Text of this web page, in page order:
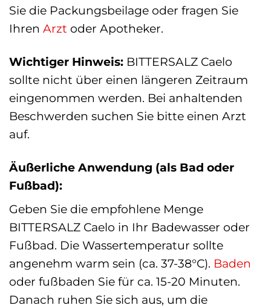
Sie die Packungsbeilage oder fragen Sie
Ihren Arzt oder Apotheker.
Wichtiger Hinweis: BITTERSALZ Caelo
sollte nicht über einen längeren Zeitraum
eingenommen werden. Bei anhaltenden
Beschwerden suchen Sie bitte einen Arzt
auf.
Äußerliche Anwendung (als Bad oder
Fußbad):
Geben Sie die empfohlene Menge
BITTERSALZ Caelo in Ihr Badewasser oder
Fußbad. Die Wassertemperatur sollte
angenehm warm sein (ca. 37-38°C). Baden
oder fußbaden Sie für ca. 15-20 Minuten.
Danach ruhen Sie sich aus, um die